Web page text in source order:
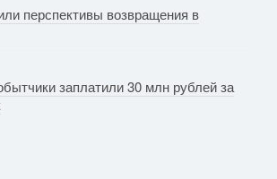
перспективы возвращения в
заплатили 30 млн рублей за